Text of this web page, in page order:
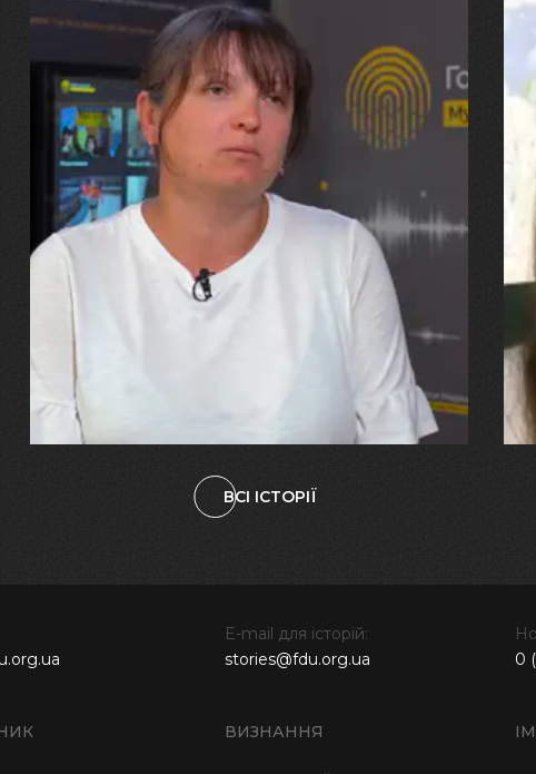
29.07.2026
Марина, Ваїд та Аміна Харченко
"Попри всі втрати, ми не
зламалися: тепер я бачу
свого вбитого чоловіка у
наших дітях"
ВСІ ІСТОРІЇ
ВИЗНАННЯ
E-mail для історій:
stories@fdu.org.ua
0